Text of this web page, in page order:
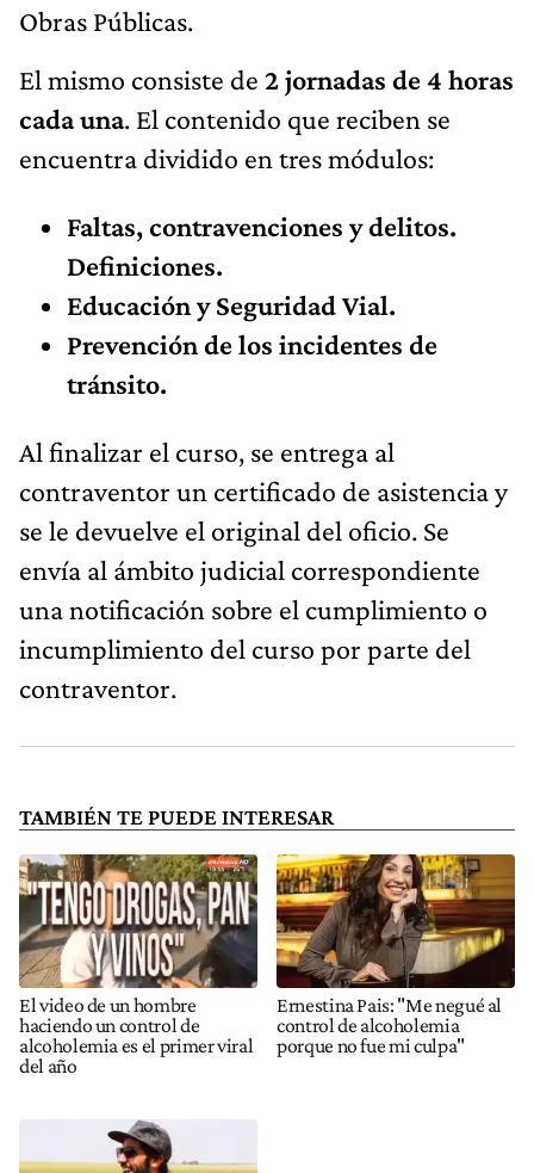
Obras Públicas.
El mismo consiste de 2 jornadas de 4 horas
cada una. El contenido que reciben se
encuentra dividido en tres módulos:
Faltas, contravenciones y delitos.
Definiciones.
Educación y Seguridad Vial.
Prevención de los incidentes de
tránsito.
Al finalizar el curso, se entrega al
contraventor un certificado de asistencia y
se le devuelve el original del oficio. Se
envía al ámbito judicial correspondiente
una notificación sobre el cumplimiento o
incumplimiento del curso por parte del
contraventor.
TAMBIÉN TE PUEDE INTERESAR
El video de un hombre
haciendo un control de
alcoholemia es el primer viral
del año
Ernestina Pais: "Me negué al
control de alcoholemia
porque no fue mi culpa"